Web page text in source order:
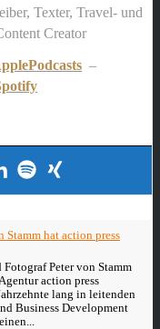
Texter, Travel- und
Creator
–
Stamm hat action press
Peter von Stamm
action press
lang in leitenden
Business Development